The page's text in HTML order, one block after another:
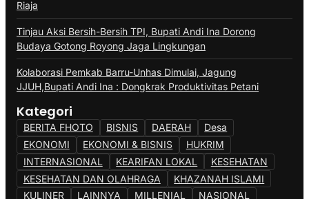
Riaja
Tinjau Aksi Bersih-Bersih TPI, Bupati Andi Ina Dorong
Budaya Gotong Royong Jaga Lingkungan
Kolaborasi Pemkab Barru-Unhas Dimulai, Jagung
JJUH,Bupati Andi Ina : Dongkrak Produktivitas Petani
Kategori
BERITA FHOTO BISNIS DAERAH
Desa
EKONOMI
EKONOMI & BISNIS
HUKRIM
INTERNASIONAL
KEARIFAN LOKAL
KESEHATAN
KESEHATAN DAN OLAHRAGA
KHAZANAH ISLAMI
KULINER
LAINNYA MILLENIAL
NASIONAL